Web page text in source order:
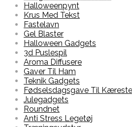
Halloweenpynt
Krus Med Tekst
Fastelavn
Gel Blaster
Halloween Gadgets
3d Puslespil
Aroma Diffusere
Gaver Til Ham
Teknik Gadgets
Fødselsdagsgave Til
Julegadgets
Roundnet
Anti Stress Legetøj